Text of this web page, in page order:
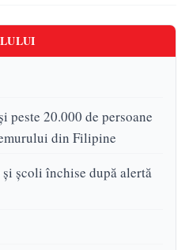
peste 20.000 de persoane
din Filipine
școli închise după alertă